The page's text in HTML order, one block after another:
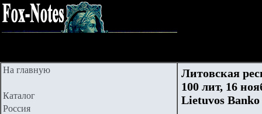
На главную
Каталог
Россия
Литовская
100 лит, 16
Lietuvos